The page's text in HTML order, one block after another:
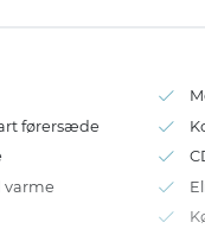
cu eam.
førersæde
varme